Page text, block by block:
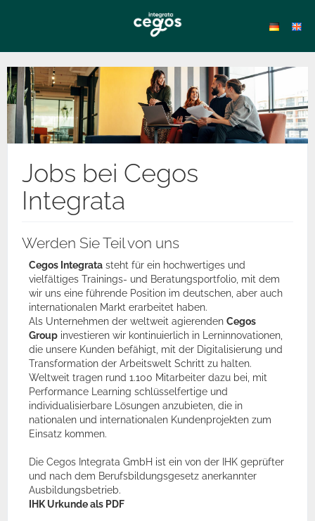
Jobs bei Cegos
Integrata
Werden Sie Teil von uns
Cegos Integrata steht für ein hochwertiges und
vielfältiges Trainings- und Beratungsportfolio, mit dem
wir uns eine führende Position im deutschen, aber auch
internationalen Markt erarbeitet haben.
Als Unternehmen der weltweit agierenden Cegos
Group investieren wir kontinuierlich in Lerninnovationen,
die unsere Kunden befähigt, mit der Digitalisierung und
Transformation der Arbeitswelt Schritt zu halten.
Weltweit tragen rund 1.100 Mitarbeiter dazu bei, mit
Performance Learning schlüsselfertige und
individualisierbare Lösungen anzubieten, die in
nationalen und internationalen Kundenprojekten zum
Einsatz kommen.
Die Cegos Integrata GmbH ist ein von der IHK geprüfter
und nach dem Berufsbildungsgesetz anerkannter
Ausbildungsbetrieb.
IHK Urkunde als PDF